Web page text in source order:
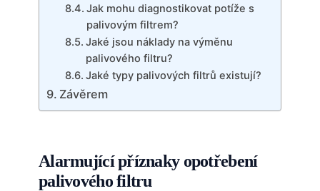
Jak mohu diagnostikovat potíže s
palivovým filtrem?
Jaké jsou náklady na výměnu
palivového filtru?
Jaké typy palivových filtrů existují?
Závěrem
Alarmující příznaky opotřebení
palivového filtru